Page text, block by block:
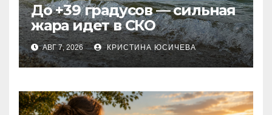
До +39 градусов — сильная
жара идет в СКО
АВГ 7, 2026 КРИСТИНА ЮСИЧЕВА